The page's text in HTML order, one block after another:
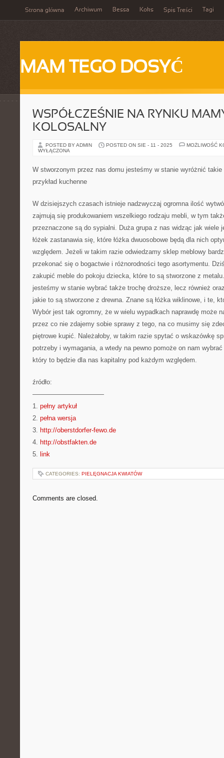
Strona główna Archiwum Bessa Koks Spis Treści Tagi
MAM TEGO DOSYĆ
WSPÓŁCZEŚNIE NA RYNKU
KOLOSALNY
POSTED BY ADMIN POSTED ON SIE - 11 - 2025
MOŻLIWOŚĆ
WYŁĄCZONA
W stworzonym przez nas domu jesteśmy w stanie wyróżnić
przykład kuchenne
W dzisiejszych czasach istnieje nadzwyczaj ogromna ilość
zajmują się produkowaniem wszelkiego rodzaju mebli, w tym
przeznaczone są do sypialni. Duża grupa z nas widząc jak wiele
łóżek zastanawia się, które łóżka dwuosobowe będą dla nich
względem. Jeżeli w takim razie odwiedzamy sklep meblowy
przekonać się o bogactwie i różnorodności tego asortymentu.
zakupić meble do pokoju dziecka, które to są stworzone z
jesteśmy w stanie wybrać także trochę droższe, lecz również
jakie to są stworzone z drewna. Znane są łóżka wiklinowe, i te,
Wybór jest tak ogromny, że w wielu wypadkach naprawdę może
przez co nie zdajemy sobie sprawy z tego, na co musimy się
piętrowe kupić. Należałoby, w takim razie spytać o wskazówkę
potrzeby i wymagania, a wtedy na pewno pomoże on nam
który to będzie dla nas kapitalny pod każdym względem.
źródło:
———————————
1. pełny artykuł
2. pełna wersja
3. http://oberstdorfer-fewo.de
4. http://obstfakten.de
5. link
CATEGORIES: PIELĘGNACJA KWIATÓW
Comments are closed.